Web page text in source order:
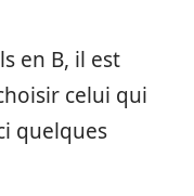
en B, il est
celui qui
quelques